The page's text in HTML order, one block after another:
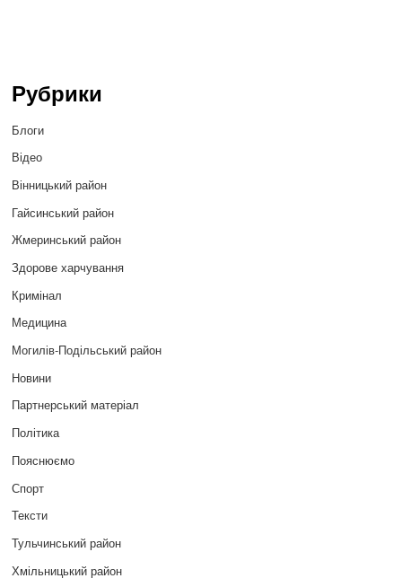
Рубрики
Блоги
Відео
Вінницький район
Гайсинський район
Жмеринський район
Здорове харчування
Кримінал
Медицина
Могилів-Подільський район
Новини
Партнерський матеріал
Політика
Пояснюємо
Спорт
Тексти
Тульчинський район
Хмільницький район